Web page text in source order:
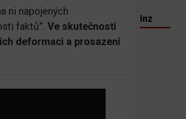
ni napojených
faktů”. Ve skutečnosti
deformaci a prosazení
Inz